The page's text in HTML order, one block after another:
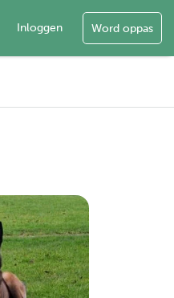
Inloggen Word oppas